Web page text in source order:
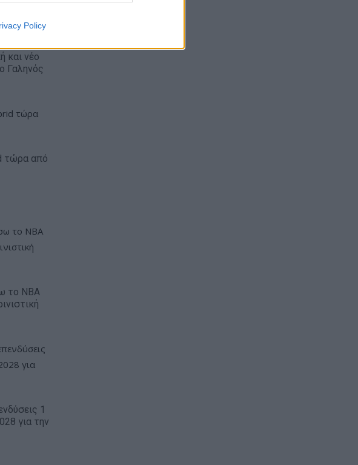
Policy
και νέο
Γαληνός
τώρα από
το ΝΒΑ
1
για την